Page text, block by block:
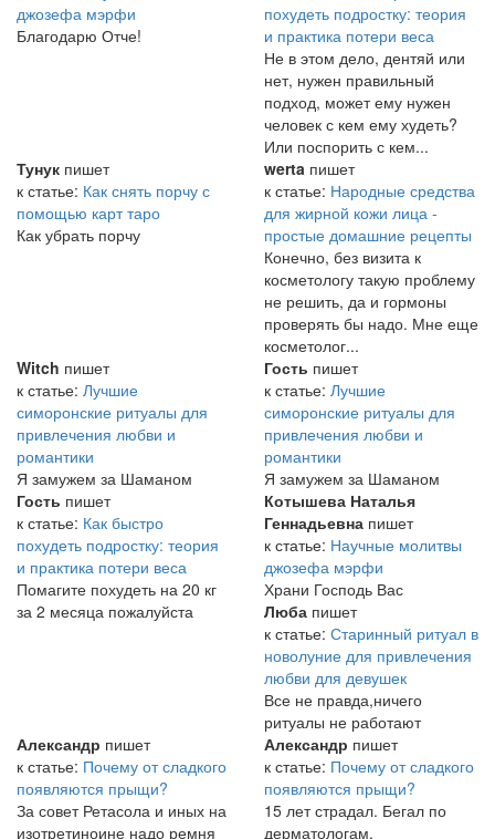
джозефа мэрфи
Благодарю Отче!
похудеть подростку: теория
и практика потери веса
Не в этом дело, дентяй или
нет, нужен правильный
подход, может ему нужен
человек с кем ему худеть?
Или поспорить с кем...
Тунук пишет
к статье: Как снять порчу с
помощью карт таро
Как убрать порчу
werta пишет
к статье: Народные средства
для жирной кожи лица -
простые домашние рецепты
Конечно, без визита к
косметологу такую проблему
не решить, да и гормоны
проверять бы надо. Мне еще
косметолог...
Witch пишет
к статье: Лучшие
симоронские ритуалы для
привлечения любви и
романтики
Я замужем за Шаманом
Гость пишет
к статье: Лучшие
симоронские ритуалы для
привлечения любви и
романтики
Я замужем за Шаманом
Гость пишет
к статье: Как быстро
похудеть подростку: теория
и практика потери веса
Помагите похудеть на 20 кг
за 2 месяца пожалуйста
Котышева Наталья
Геннадьевна пишет
к статье: Научные молитвы
джозефа мэрфи
Храни Господь Вас
Люба пишет
к статье: Старинный ритуал в
новолуние для привлечения
любви для девушек
Все не правда,ничего
ритуалы не работают
Александр пишет
к статье: Почему от сладкого
появляются прыщи?
За совет Ретасола и иных на
изотретиноине надо ремня
Александр пишет
к статье: Почему от сладкого
появляются прыщи?
15 лет страдал. Бегал по
дерматологам,